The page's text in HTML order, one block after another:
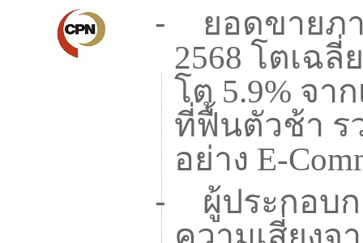
-
ยอดขายภ
2568 โตเฉลี่
โต 5.9% จา
ที่ฟื้นตัวช้า ร
อย่าง E-
-
ผู้ประกอบ